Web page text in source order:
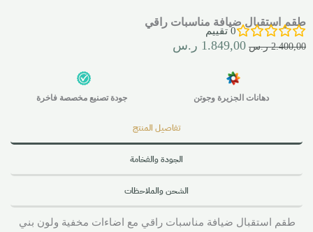
طقم استقبال ضيافة مناسبات راقي
0تقييم
2.400,00 ر.س 1.849,00 ر.س
دهانات الجزيرة وجوتن جودة تصنيع مخصصة فاخرة
تفاصيل المنتج
الجودة والفخامة
الشحن والملاحظات
طقم استقبال ضيافة مناسبات راقي مع اضاءات مخفية ولون بني